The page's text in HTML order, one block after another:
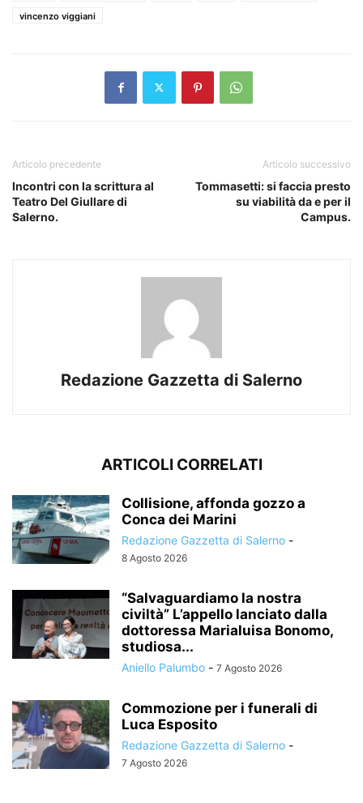
vincenzo viggiani
Articolo precedente
Incontri con la scrittura al
Teatro Del Giullare di
Salerno.
Articolo successivo
Tommasetti: si faccia presto
su viabilità da e per il
Campus.
Redazione Gazzetta di Salerno
ARTICOLI CORRELATI
Collisione, affonda gozzo a
Conca dei Marini
Redazione Gazzetta di Salerno -
8 Agosto 2026
“Salvaguardiamo la nostra
civiltà” L’appello lanciato dalla
dottoressa Marialuisa Bonomo,
studiosa...
Aniello Palumbo - 7 Agosto 2026
Commozione per i funerali di
Luca Esposito
Redazione Gazzetta di Salerno -
7 Agosto 2026